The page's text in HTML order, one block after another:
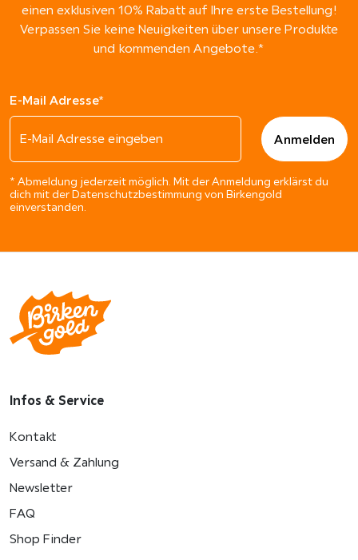
einen exklusiven 10% Rabatt auf Ihre erste Bestellung!
Verpassen Sie keine Neuigkeiten über unsere Produkte
und kommenden Angebote.*
E-Mail Adresse*
* Abmeldung jederzeit möglich. Mit der Anmeldung erklärst du
dich mit der Datenschutzbestimmung von Birkengold
einverstanden.
Infos & Service
Kontakt
Versand & Zahlung
Newsletter
FAQ
Shop Finder